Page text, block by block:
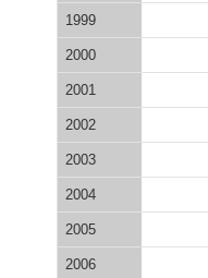
1999
2000
2001
2002
2003
2004
2005
2006